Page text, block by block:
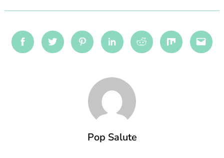
FacebookTwitterPinterestLinkedinRedditMix
Pop Salute